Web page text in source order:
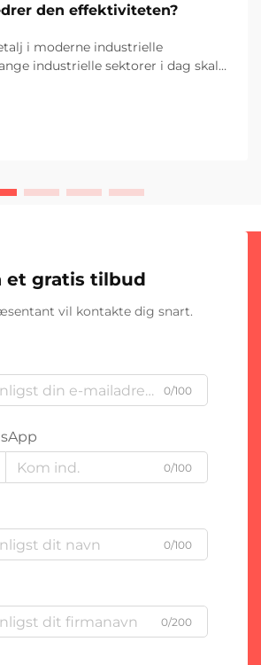
den effektiviteten?
i moderne industrielle
industrielle sektorer i dag skal
og varme. For at imødekomme
hårde forhold.
et gratis tilbud
vil kontakte dig snart.
0/100
0/100
0/100
0/200